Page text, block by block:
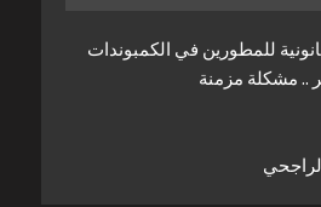
للمطورين في الكمبوندات
.. مشكلة مزمنة